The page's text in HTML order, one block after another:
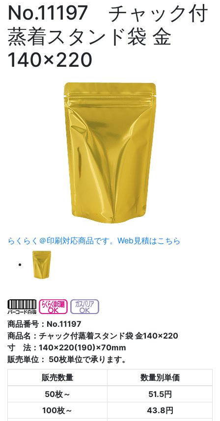
No.11197 チャック付
蒸着スタンド袋 金
140×220
らくらく＠印刷対応商品です。 Web見積はこちら
商品番号：No.11197
商品名：チャック付蒸着スタンド袋 金140×220
寸 法：140×220(190)×70mm
販売単位： 50枚単位で承ります。
販売数量
数量別単価
50枚～
51.5円
100枚～
43.8円